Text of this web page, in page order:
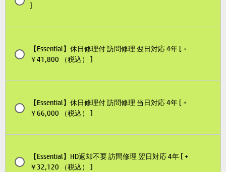
]
【Essential】休日修理付 訪問修理 翌日対応 4年 [ +
￥41,800 （税込） ]
【Essential】休日修理付 訪問修理 当日対応 4年 [ +
￥66,000 （税込） ]
【Essential】HD返却不要 訪問修理 翌日対応 4年 [ +
￥32,120 （税込） ]